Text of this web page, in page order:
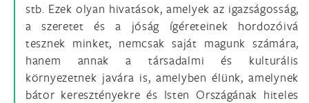
stb. Ezek olyan hivatások, amelyek az igazságosság,
a szeretet és a jóság ígéreteinek hordozóivá
tesznek minket, nemcsak saját magunk számára,
hanem annak a társadalmi és kulturális
környezetnek javára is, amelyben élünk, amelynek
bátor keresztényekre és Isten Országának hiteles